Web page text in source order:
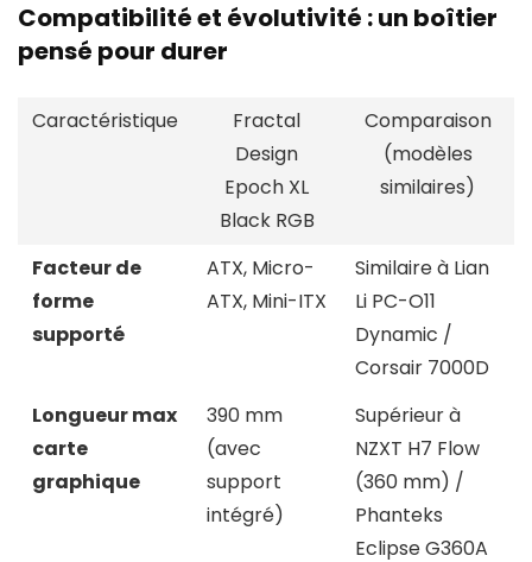
Compatibilité et évolutivité : un boîtier
pensé pour durer
Caractéristique
Fractal
Design
Epoch XL
Black RGB
Comparaison
(modèles
similaires)
Facteur de
forme
supporté
ATX, Micro-
ATX, Mini-ITX
Similaire à Lian
Li PC-O11
Dynamic /
Corsair 7000D
Longueur max
carte
graphique
390 mm
(avec
support
intégré)
Supérieur à
NZXT H7 Flow
(360 mm) /
Phanteks
Eclipse G360A